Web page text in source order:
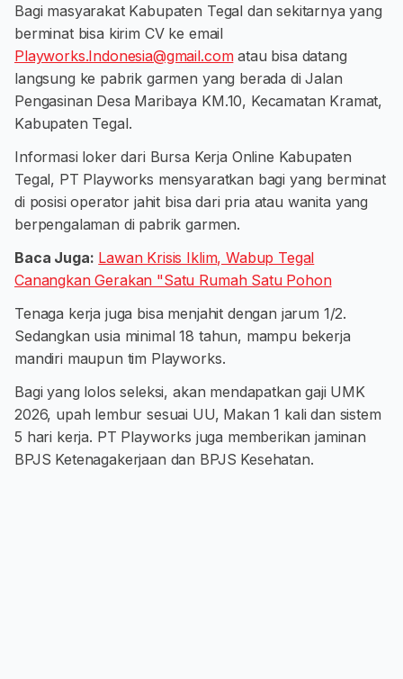
Bagi masyarakat Kabupaten Tegal dan sekitarnya yang
berminat bisa kirim CV ke email
Playworks.Indonesia@gmail.comatau bisa datang
langsung ke pabrik garmen yang berada di Jalan
Pengasinan Desa Maribaya KM.10, Kecamatan Kramat,
Kabupaten Tegal.
Informasi loker dari Bursa Kerja Online Kabupaten
Tegal, PT Playworks mensyaratkan bagi yang berminat
di posisi operator jahit bisa dari pria atau wanita yang
berpengalaman di pabrik garmen.
Baca Juga: Lawan Krisis Iklim, Wabup Tegal
Canangkan Gerakan "Satu Rumah Satu Pohon
Tenaga kerja juga bisa menjahit dengan jarum 1/2.
Sedangkan usia minimal 18 tahun, mampu bekerja
mandiri maupun tim Playworks.
Bagi yang lolos seleksi, akan mendapatkan gaji UMK
2026, upah lembur sesuai UU, Makan 1 kali dan sistem
5 hari kerja. PT Playworks juga memberikan jaminan
BPJS Ketenagakerjaan dan BPJS Kesehatan.